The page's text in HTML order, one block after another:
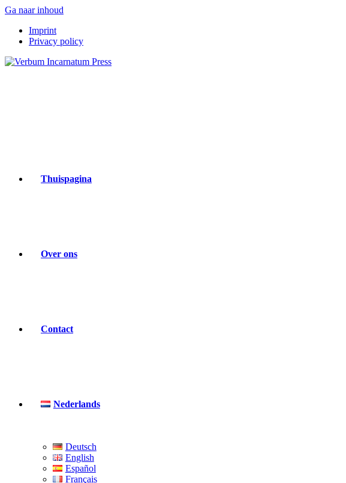
Ga naar inhoud
Imprint
Privacy policy
Thuispagina
Over ons
Contact
Nederlands
Deutsch
English
Español
Français